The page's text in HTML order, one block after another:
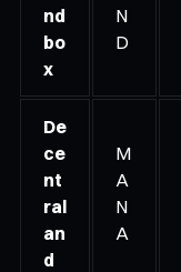
nd
bo
x
N
D
De
ce
nt
ral
an
d
M
A
N
A